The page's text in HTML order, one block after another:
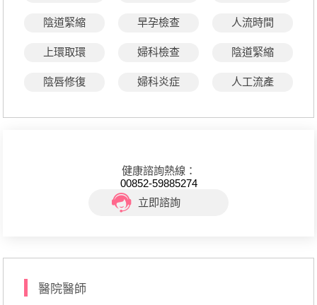
陰道緊縮 早孕檢查 人流時間
上環取環 婦科檢查 陰道緊縮
陰唇修復 婦科炎症 人工流產
健康諮詢熱線：
00852-59885274
立即諮詢
醫院醫師